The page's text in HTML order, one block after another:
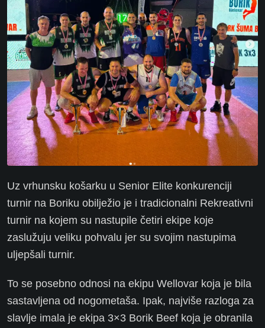
Uz vrhunsku košarku u Senior Elite konkurenciji
turnir na Boriku obilježio je i tradicionalni Rekreativni
turnir na kojem su nastupile četiri ekipe koje
zaslužuju veliku pohvalu jer su svojim nastupima
uljepšali turnir.
To se posebno odnosi na ekipu Wellovar koja je bila
sastavljena od nogometaša. Ipak, najviše razloga za
slavlje imala je ekipa 3×3 Borik Beef koja je obranila